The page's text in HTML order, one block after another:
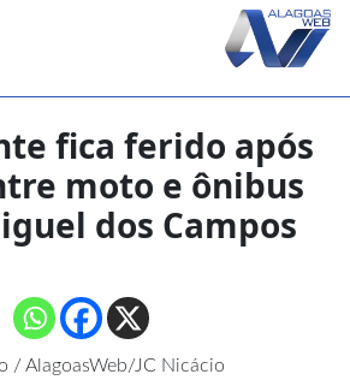
fica ferido após
moto e ônibus
dos Campos
/ AlagoasWeb/JC Nicácio